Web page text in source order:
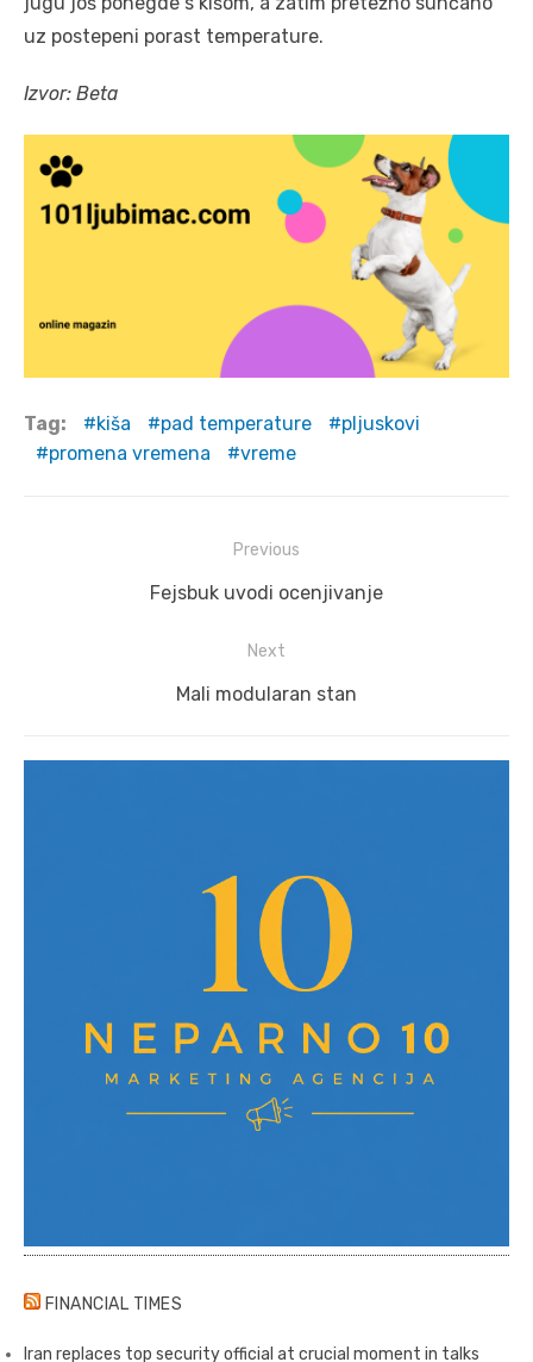
uz postepeni porast temperature.
Izvor: Beta
Tag: kiša pad temperature
pljuskovi
promena vremena
vreme
navigation
Previous
Previous
Fejsbuk uvodi ocenjivanje
Next
Next
Mali modularan stan
FINANCIAL TIMES
Iran replaces top security official at crucial moment in talks